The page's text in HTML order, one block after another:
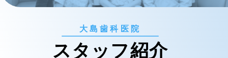
大島歯科医院
スタッフ紹介